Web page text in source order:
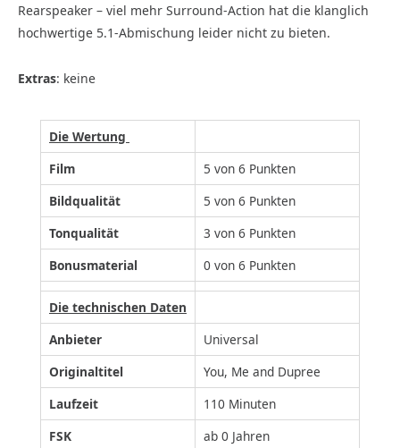
Rearspeaker – viel mehr Surround-Action hat die klanglich
hochwertige 5.1-Abmischung leider nicht zu bieten.
Extras: keine
Die Wertung
Film
5 von 6 Punkten
Bildqualität
5 von 6 Punkten
Tonqualität
3 von 6 Punkten
Bonusmaterial
0 von 6 Punkten
Die technischen Daten
Anbieter
Universal
Originaltitel
You, Me and Dupree
Laufzeit
110 Minuten
FSK
ab 0 Jahren